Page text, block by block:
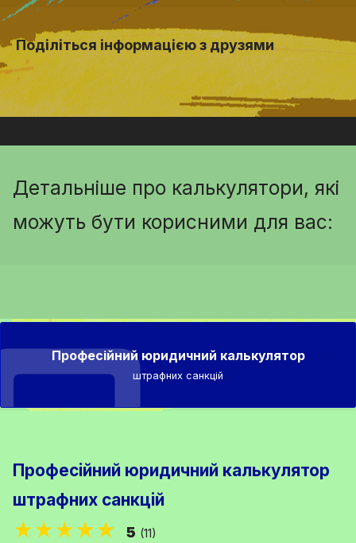
Поділіться інформацією з друзями
Детальніше про калькулятори, які
можуть бути корисними для вас:
Професійний юридичний калькулятор
штрафних санкцій
Професійний юридичний калькулятор
штрафних санкцій
★★★★★ 5 (11)